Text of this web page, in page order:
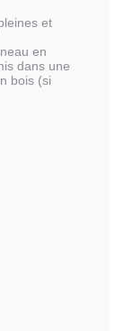
et
en
dans une
bois (si